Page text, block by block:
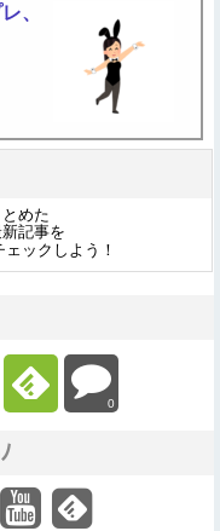
、
めた
記事を
ェックしよう！
0